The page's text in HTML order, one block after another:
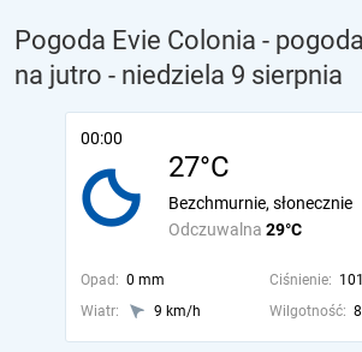
Pogoda Evie Colonia -
na jutro - niedziela 9 sierpnia
00:00
27°C
Odczuwalna 29°C
Bezchmurnie, słonecznie
Opad: 0 mm Ciśnienie:
Wiatr:
9 km/h Wilgotność: